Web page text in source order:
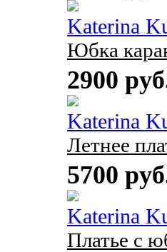
Katerina
Юбка
2900
Katerina
Летнее
5700
Katerina
Платье с